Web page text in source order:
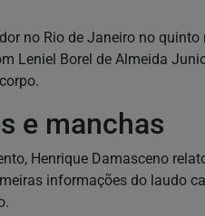
no Rio de Janeiro no
Leniel Borel de Almeida
e manchas
Henrique Damasceno
informações do laudo